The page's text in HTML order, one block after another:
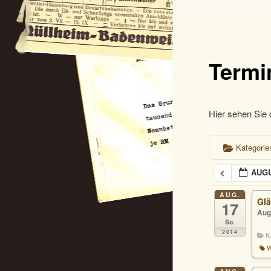
Hier sehen Sie
AUG.
17
So.
2014